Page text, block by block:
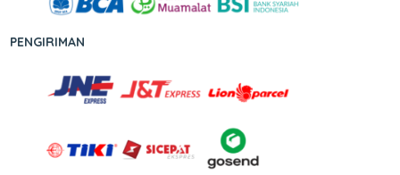
PENGIRIMAN